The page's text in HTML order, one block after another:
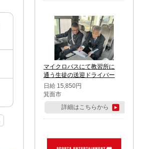
マイクロバスにて教習所に
通う生徒の送迎ドライバー
日給 15,850円
箕面市
詳細はこちらから